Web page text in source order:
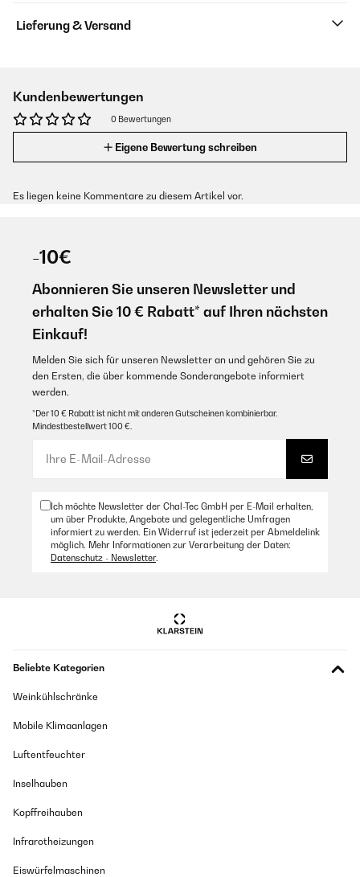
Lieferung & Versand
Kundenbewertungen
0 Bewertungen
Eigene Bewertung schreiben
Es liegen keine Kommentare zu diesem Artikel vor.
-10€
Abonnieren Sie unseren Newsletter und
erhalten Sie 10 € Rabatt* auf Ihren nächsten
Einkauf!
Melden Sie sich für unseren Newsletter an und gehören Sie zu
den Ersten, die über kommende Sonderangebote informiert
werden.
*Der 10 € Rabatt ist nicht mit anderen Gutscheinen kombinierbar.
Mindestbestellwert 100 €.
Ich möchte Newsletter der Chal-Tec GmbH per E-Mail erhalten,
um über Produkte, Angebote und gelegentliche Umfragen
informiert zu werden. Ein Widerruf ist jederzeit per Abmeldelink
möglich. Mehr Informationen zur Verarbeitung der Daten:
Datenschutz - Newsletter.
Beliebte Kategorien
Weinkühlschränke
Mobile Klimaanlagen
Luftentfeuchter
Inselhauben
Kopffreihauben
Infrarotheizungen
Eiswürfelmaschinen